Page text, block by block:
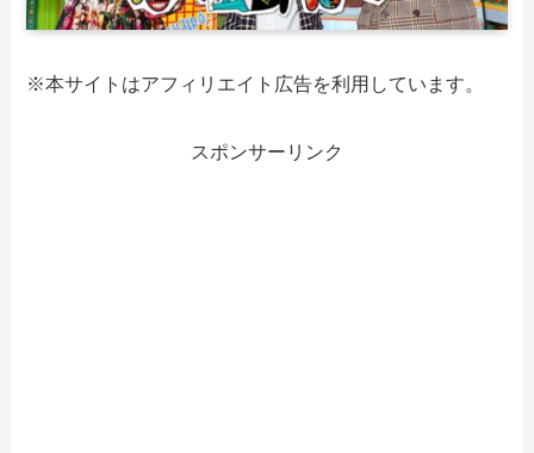
※本サイトはアフィリエイト広告を利用しています。
スポンサーリンク